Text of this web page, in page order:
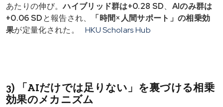
あたりの伸び。ハイブリッド群は+0.28 SD、 AIのみ群は
+0.06 SDと報告され、
「時間×人間サポート」の相乗効
果が定量化された。 HKU Scholars Hub
3) 「AIだけでは足りない」を裏づける相乗
効果のメカニズム